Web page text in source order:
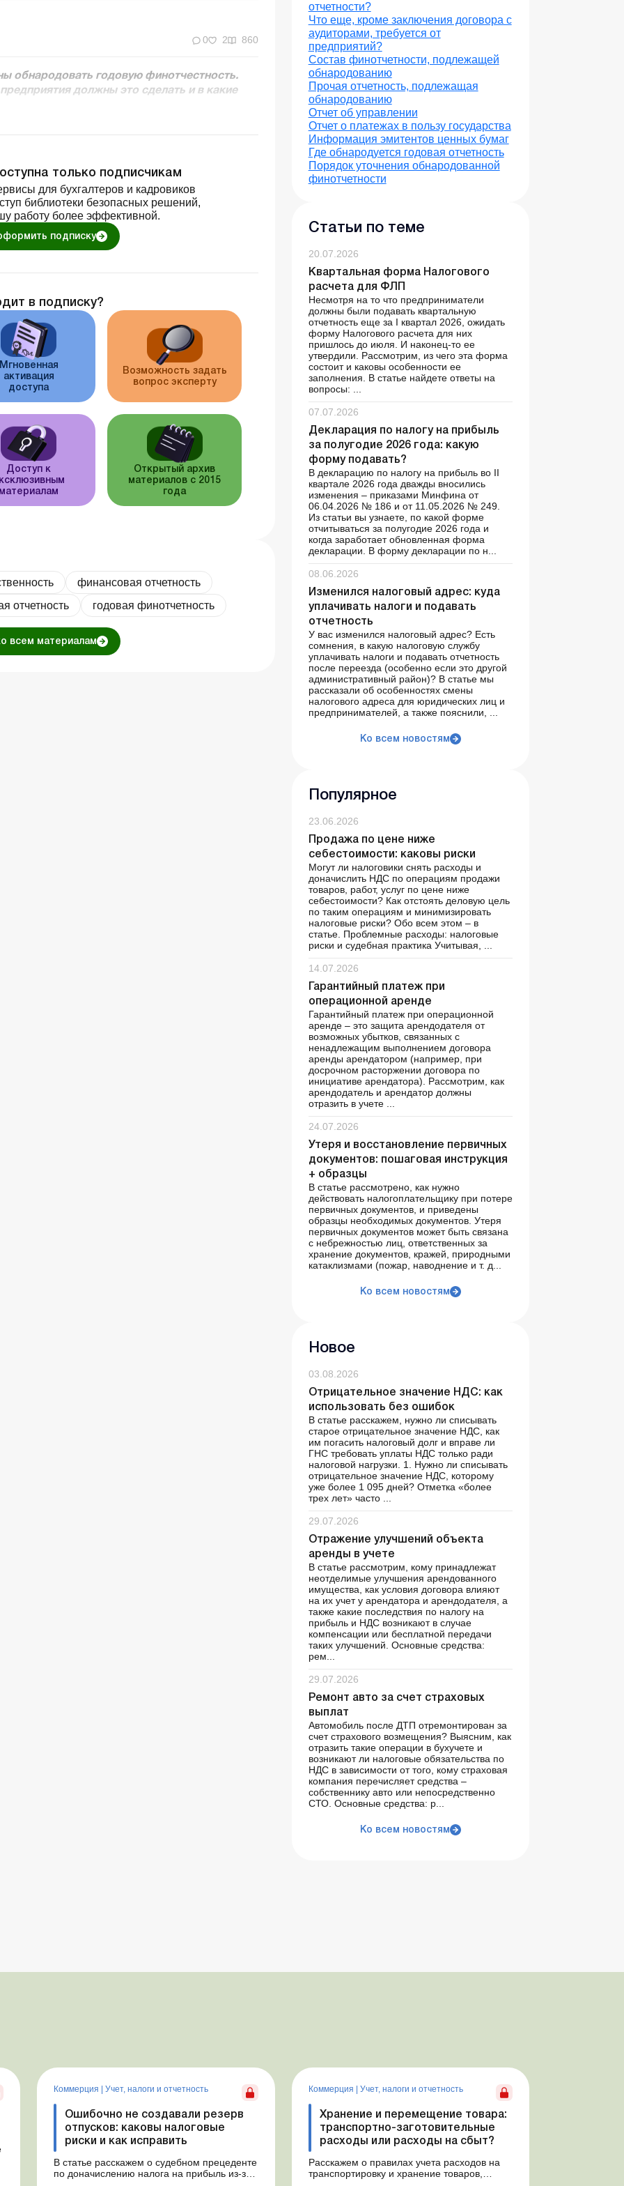
0 2 860
обнародовать годовую финотчестность.
должны это сделать и в какие
только подписчикам
для бухгалтеров и кадровиков
библиотеки безопасных решений,
работу более эффективной.
подписку
в подписку?
Мгновенная
активация
доступа
Возможность задать
вопрос эксперту
Доступ к
материалам
Открытый архив
материалов с 2015
года
финансовая отчетность
отчетность годовая финотчетность
всем материалам
отчетности?
Что еще, кроме заключения договора с
аудиторами, требуется от
предприятий?
Состав финотчетности, подлежащей
обнародованию
Прочая отчетность, подлежащая
обнародованию
Отчет об управлении
Отчет о платежах в пользу государства
Информация эмитентов ценных бумаг
Где обнародуется годовая отчетность
Порядок уточнения обнародованной
финотчетности
Статьи по теме
20.07.2026
Квартальная форма Налогового
расчета для ФЛП
Несмотря на то что предприниматели
должны были подавать квартальную
отчетность еще за І квартал 2026, ожидать
форму Налогового расчета для них
пришлось до июля. И наконец-то ее
утвердили. Рассмотрим, из чего эта форма
состоит и каковы особенности ее
заполнения. В статье найдете ответы на
вопросы: ...
07.07.2026
Декларация по налогу на прибыль
за полугодие 2026 года: какую
форму подавать?
В декларацию по налогу на прибыль во ІІ
квартале 2026 года дважды вносились
изменения – приказами Минфина от
06.04.2026 № 186 и от 11.05.2026 № 249.
Из статьи вы узнаете, по какой форме
отчитываться за полугодие 2026 года и
когда заработает обновленная форма
декларации. В форму декларации по н...
08.06.2026
Изменился налоговый адрес: куда
уплачивать налоги и подавать
отчетность
У вас изменился налоговый адрес? Есть
сомнения, в какую налоговую службу
уплачивать налоги и подавать отчетность
после переезда (особенно если это другой
административный район)? В статье мы
рассказали об особенностях смены
налогового адреса для юридических лиц и
предпринимателей, а также пояснили, ...
Ко всем новостям
Популярное
23.06.2026
Продажа по цене ниже
себестоимости: каковы риски
Могут ли налоговики снять расходы и
доначислить НДС по операциям продажи
товаров, работ, услуг по цене ниже
себестоимости? Как отстоять деловую цель
по таким операциям и минимизировать
налоговые риски? Обо всем этом – в
статье. Проблемные расходы: налоговые
риски и судебная практика Учитывая, ...
14.07.2026
Гарантийный платеж при
операционной аренде
Гарантийный платеж при операционной
аренде – это защита арендодателя от
возможных убытков, связанных с
ненадлежащим выполнением договора
аренды арендатором (например, при
досрочном расторжении договора по
инициативе арендатора). Рассмотрим, как
арендодатель и арендатор должны
отразить в учете ...
24.07.2026
Утеря и восстановление первичных
документов: пошаговая инструкция
+ образцы
В статье рассмотрено, как нужно
действовать налогоплательщику при потере
первичных документов, и приведены
образцы необходимых документов. Утеря
первичных документов может быть связана
с небрежностью лиц, ответственных за
хранение документов, кражей, природными
катаклизмами (пожар, наводнение и т. д...
Ко всем новостям
Новое
03.08.2026
Отрицательное значение НДС: как
использовать без ошибок
В статье расскажем, нужно ли списывать
старое отрицательное значение НДС, как
им погасить налоговый долг и вправе ли
ГНС требовать уплаты НДС только ради
налоговой нагрузки. 1. Нужно ли списывать
отрицательное значение НДС, которому
уже более 1 095 дней? Отметка «более
трех лет» часто ...
29.07.2026
Отражение улучшений объекта
аренды в учете
В статье рассмотрим, кому принадлежат
неотделимые улучшения арендованного
имущества, как условия договора влияют
на их учет у арендатора и арендодателя, а
также какие последствия по налогу на
прибыль и НДС возникают в случае
компенсации или бесплатной передачи
таких улучшений. Основные средства:
рем...
29.07.2026
Ремонт авто за счет страховых
выплат
Автомобиль после ДТП отремонтирован за
счет страхового возмещения? Выясним, как
отразить такие операции в бухучете и
возникают ли налоговые обязательства по
НДС в зависимости от того, кому страховая
компания перечисляет средства –
собственнику авто или непосредственно
СТО. Основные средства: р...
Ко всем новостям
Коммерция Учет, налоги и отчетность
Ошибочно не создавали резерв
отпусков: каковы налоговые
риски и как исправить
В статье расскажем о судебном прецеденте
по доначислению налога на прибыль из-за
Коммерция Учет, налоги и отчетность
Хранение и перемещение товара:
транспортно-заготовительные
расходы или расходы на сбыт?
Расскажем о правилах учета расходов на
транспортировку и хранение товаров,